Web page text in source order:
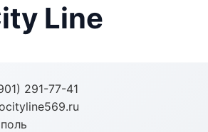
Line
291-77-41